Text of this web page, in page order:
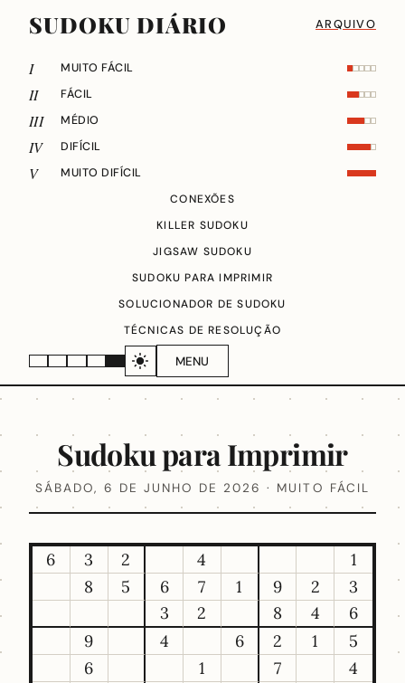
SUDOKU DIÁRIO ARQUIVO
MENU
I MUITO FÁCIL
II FÁCIL
III MÉDIO
IV DIFÍCIL
V
MUITO DIFÍCIL
CONEXÕES
KILLER SUDOKU
JIGSAW SUDOKU
SUDOKU PARA IMPRIMIR
SOLUCIONADOR DE SUDOKU
TÉCNICAS DE RESOLUÇÃO
Sudoku para Imprimir
SÁBADO, 6 DE JUNHO DE 2026 · MUITO FÁCIL
6 3 2 4
1
8
5 6 7 1 9 2
3
3
2 8 4
6
9
4 6 2 1
5
6
1 7
4